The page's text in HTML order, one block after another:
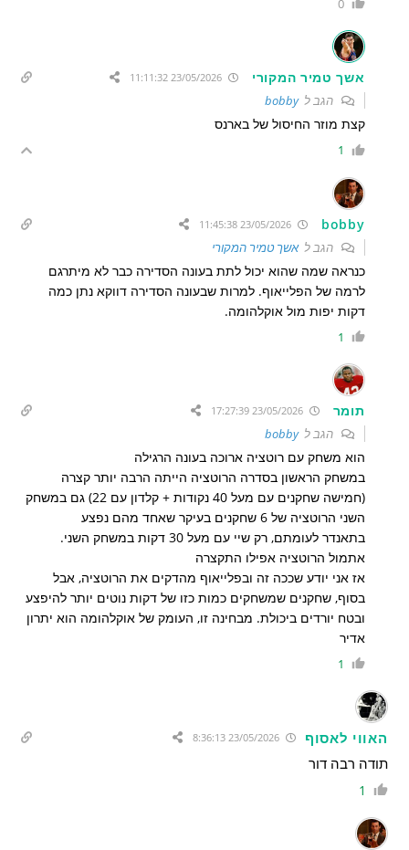
0
אשך טמיר המקורי
הגב לbobby
קצת מוזר החיסול של בארנס
1
bobby
הגב לאשך טמיר המקורי
כנראה שמה שהוא יכול לתת בעונה הסדירה כבר לא מיתרגם
לרמה של הפלייאוף. למרות שבעונה הסדירה דווקא נתן כמה
דקות יפות מול אוקלהומה.
1
תומר 23/05/2026 17:27:39
הגב לbobby
הוא משחק עם רוטציה ארוכה בעונה הרגילה
במשחק הראשון בסדרה הרוטציה הייתה הרבה יותר קצרה
(חמישה שחקנים עם מעל 40 נקודות + קלדון עם 22) גם במשחק
השני הרוטציה של 6 שחקנים בעיקר שאחד מהם נפצע
בתאנדר לעומתם, רק שיי עם מעל 30 דקות במשחק השני.
אתמול הרוטציה אפילו התקצרה
אז אני יודע שככה זה ובפלייאוף מהדקים את הרוטציה, אבל
בסוף, שחקנים שמשחקים כמות כזו של דקות נוטים יותר להיפצע
ובטח יורדים ביכולת. מבחינה זו, העומק של אוקלהומה הוא יתרון
אדיר
1
האווי לאסוף 23/05/2026 8:36:13
תודה רבה דור
1